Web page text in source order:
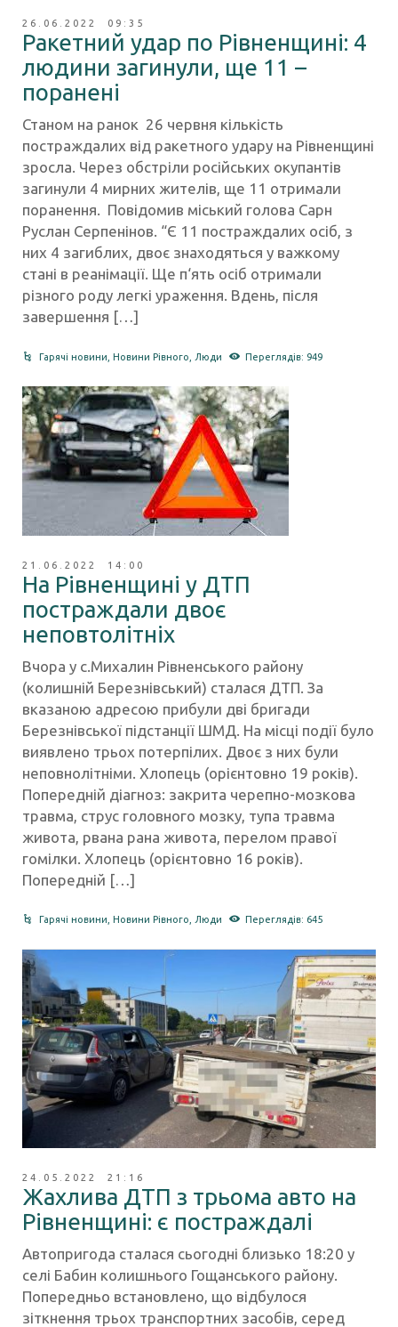
26.06.2022 09:35
Ракетний удар по Рівненщині: 4
людини загинули, ще 11 –
поранені
Станом на ранок 26 червня кількість
постраждалих від ракетного удару на Рівненщині
зросла. Через обстріли російських окупантів
загинули 4 мирних жителів, ще 11 отримали
поранення. Повідомив міський голова Сарн
Руслан Серпенінов. “Є 11 постраждалих осіб, з
них 4 загиблих, двоє знаходяться у важкому
стані в реанімації. Ще п‘ять осіб отримали
різного роду легкі ураження. Вдень, після
завершення […]
Гарячі новини ,Новини Рівного Люди Переглядів: 949
21.06.2022 14:00
На Рівненщині у ДТП
постраждали двоє
неповтолітніх
Вчора у с.Михалин Рівненського району
(колишній Березнівський) сталася ДТП. За
вказаною адресою прибули дві бригади
Березнівської підстанції ШМД. На місці події було
виявлено трьох потерпілих. Двоє з них були
неповнолітніми. Хлопець (орієнтовно 19 років).
Попередній діагноз: закрита черепно-мозкова
травма, струс головного мозку, тупа травма
живота, рвана рана живота, перелом правої
гомілки. Хлопець (орієнтовно 16 років).
Попередній […]
Гарячі новини ,Новини Рівного Люди Переглядів: 645
24.05.2022 21:16
Жахлива ДТП з трьома авто на
Рівненщині: є постраждалі
Автопригода сталася сьогодні близько 18:20 у
селі Бабин колишнього Гощанського району.
Попередньо встановлено, що відбулося
зіткнення трьох транспортних засобів, серед